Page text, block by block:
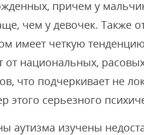
причем у
чем у девочек. Также
имеет четкую
от национальных,
что подчеркивает не
этого серьезного
аутизма изучены